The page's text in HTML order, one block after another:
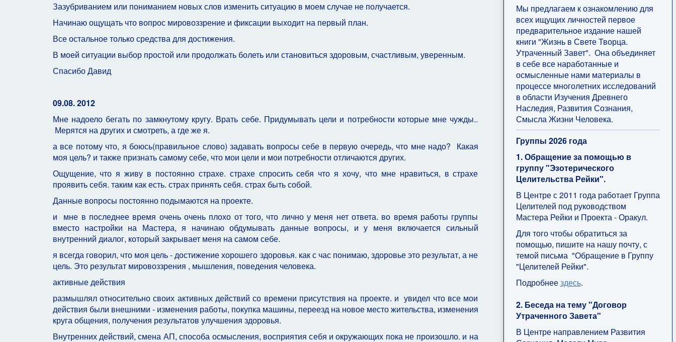
Зазубриванием или пониманием новых слов изменить ситуацию в моем случае не получается.
Начинаю ощущать что вопрос мировоззрение и фиксации выходит на первый план.
Все остальное только средства для достижения.
В моей ситуации выбор простой или продолжать болеть или становиться здоровым, счастливым, уверенным.
Спасибо Давид
09.08. 2012
Мне надоело бегать по замкнутому кругу. Врать себе. Придумывать цели и потребности которые мне чужды..
Мерятся на других и смотреть, а где же я.
а все потому что, я боюсь(правильное слово) задавать вопросы себе в первую очередь, что мне надо? Какая
моя цель? и также признать самому себе, что мои цели и мои потребности отличаются других.
Ощущение, что я живу в постоянно страхе. страхе спросить себя что я хочу, что мне нравиться, в страхе
проявить себя. таким как есть. страх принять себя. страх быть собой.
Данные вопросы постоянно подымаются на проекте.
и мне в последнее время очень очень плохо от того, что лично у меня нет ответа. во время работы группы
вместо настройки на Мастера, я начинаю обдумывать данные вопросы, и у меня включается сильный
внутренний диалог, который закрывает меня на самом себе.
я всегда говорил, что моя цель - достижение хорошего здоровья. как с час понимаю, здоровье это результат, а не
цель. Это результат мировоззрения , мышления, поведения человека.
активные действия
размышлял относительно своих активных действий со времени присутствия на проекте. и увидел что все мои
действия были внешними - изменения работы, покупка машины, переезд на новое место жительства, изменения
круга общения, получения результатов улучшения здоровья.
Внутренних действий, смена АП, способа осмысления, восприятия себя и окружающих пока не произошло. и на
Мы предлагаем к ознакомлению для
всех ищущих личностей первое
предварительное издание нашей
книги "Жизнь в Свете Творца.
Утраченный Завет". Она объединяет
в себе все наработанные и
осмысленные нами материалы в
процессе многолетних исследований
в области Изучения Древнего
Наследия, Развития Сознания,
Смысла Жизни Человека.
Группы 2026 года
1. Обращение за помощью в
группу "Эзотерического
Целительства Рейки".
В Центре с 2011 года работает Группа
Целителей под руководством
Мастера Рейки и Проекта - Оракул.
Для того чтобы обратиться за
помощью, пишите на нашу почту, с
темой письма "Обращение в Группу
"Целителей Рейки".
Подробнеездесь.
2. Беседа на тему "Договор
Утраченного Завета"
В Центре направлением Развития